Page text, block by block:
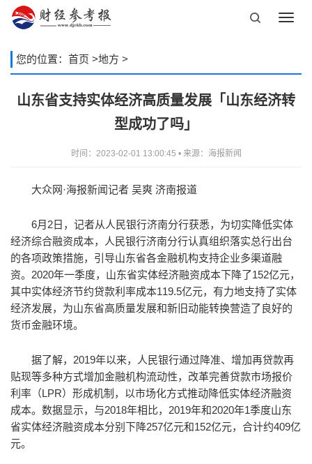
您的位置： 首页 >地方 >
山东省支持实体经济高质量发展「山东经济转
型成功了吗」
时间：2023-02-01 13:00:45 • 来源：海报新闻
大众网·海报新闻记者 吴爽 济南报道
6月2日，记者从人民银行济南分行获悉，为切实降低实体
经济综合融资成本，人民银行济南分行认真组织落实总行出台
的各项政策措施，引导山东省各金融机构支持企业多渠道融
资。2020年一季度，山东省实体经济融资成本下降了152亿元，
其中实体经济节约贷款利率成本119.5亿元，有力地支持了实体
经济发展，为山东省高质量发展和新旧动能转换营造了良好的
货币金融环境。
据了解，2019年以来，人民银行通过降准、增加再贷款再
贴现等多种方式增加金融机构流动性，改革完善贷款市场报价
利率（LPR）形成机制，以市场化方式推动降低实体经济融资
成本。数据显示，与2018年相比，2019年和2020年1季度山东
省实体经济融资成本分别下降257亿元和152亿元，合计约409亿
元。